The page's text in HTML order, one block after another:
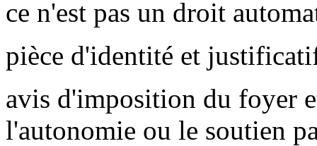
ce n'est pas un droit
pièce d'identité et
avis d'imposition du foyer
l'autonomie ou le soutien